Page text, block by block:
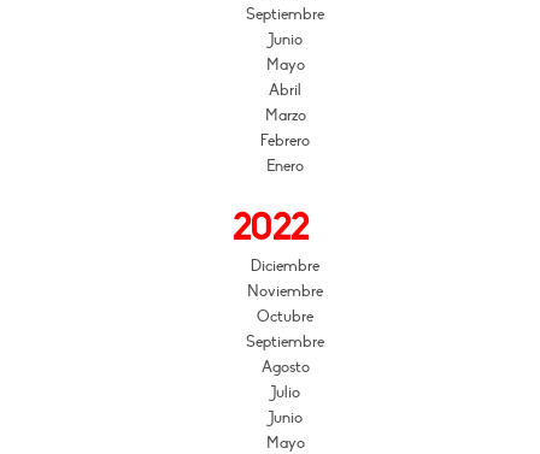
Septiembre
Junio
Mayo
Abril
Marzo
Febrero
Enero
2022
Diciembre
Noviembre
Octubre
Septiembre
Agosto
Julio
Junio
Mayo